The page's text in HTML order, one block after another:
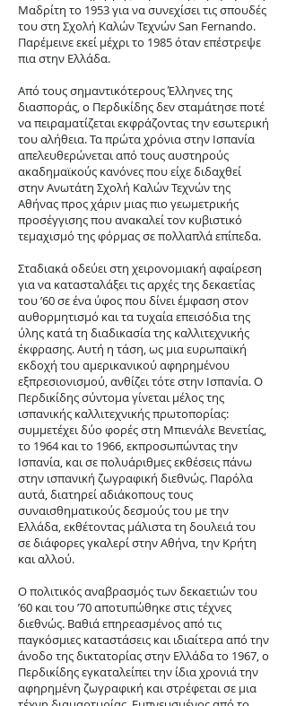
Μαδρίτη το 1953 για να συνεχίσει τις σπουδές
του στη Σχολή Καλών Τεχνών San Fernando.
Παρέμεινε εκεί μέχρι το 1985 όταν επέστρεψε
πια στην Eλλάδα.
Από τους σημαντικότερους Έλληνες της
διασποράς, ο Περδικίδης δεν σταμάτησε ποτέ
να πειραματίζεται εκφράζοντας την εσωτερική
του αλήθεια. Τα πρώτα χρόνια στην Ισπανία
απελευθερώνεται από τους αυστηρούς
ακαδημαϊκούς κανόνες που είχε διδαχθεί
στην Ανωτάτη Σχολή Καλών Τεχνών της
Αθήνας προς χάριν μιας πιο γεωμετρικής
προσέγγισης που ανακαλεί τον κυβιστικό
τεμαχισμό της φόρμας σε πολλαπλά επίπεδα.
Σταδιακά οδεύει στη χειρονομιακή αφαίρεση
για να κατασταλάξει τις αρχές της δεκαετίας
του ’60 σε ένα ύφος που δίνει έμφαση στον
αυθορμητισμό και τα τυχαία επεισόδια της
ύλης κατά τη διαδικασία της καλλιτεχνικής
έκφρασης. Αυτή η τάση, ως μια ευρωπαϊκή
εκδοχή του αμερικανικού αφηρημένου
εξπρεσιονισμού, ανθίζει τότε στην Ισπανία. Ο
Περδικίδης σύντομα γίνεται μέλος της
ισπανικής καλλιτεχνικής πρωτοπορίας:
συμμετέχει δύο φορές στη Μπιενάλε Βενετίας,
το 1964 και το 1966, εκπροσωπώντας την
Ισπανία, και σε πολυάριθμες εκθέσεις πάνω
στην ισπανική ζωγραφική διεθνώς. Παρόλα
αυτά, διατηρεί αδιάκοπους τους
συναισθηματικούς δεσμούς του με την
Ελλάδα, εκθέτοντας μάλιστα τη δουλειά του
σε διάφορες γκαλερί στην Αθήνα, την Κρήτη
και αλλού.
Ο πολιτικός αναβρασμός των δεκαετιών του
’60 και του ’70 αποτυπώθηκε στις τέχνες
διεθνώς. Βαθιά επηρεασμένος από τις
παγκόσμιες καταστάσεις και ιδιαίτερα από την
άνοδο της δικτατορίας στην Ελλάδα το 1967, ο
Περδικίδης εγκαταλείπει την ίδια χρονιά την
αφηρημένη ζωγραφική και στρέφεται σε μια